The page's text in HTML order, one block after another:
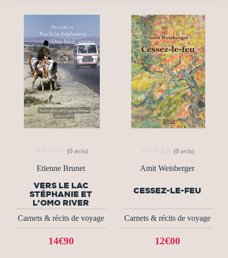
(0 avis)
Etienne Brunet
VERS LE LAC
STÉPHANIE ET
L'OMO RIVER
Carnets & récits de voyage
14€90
(0 avis)
Amit Weisberger
CESSEZ-LE-FEU
Carnets & récits de voyage
12€00